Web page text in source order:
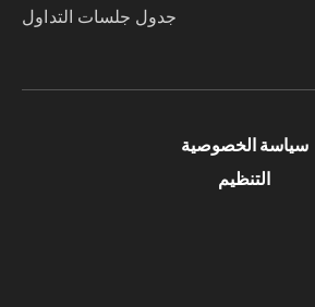
جدول جلسات التداول
سياسة الخصوصية
التنظيم